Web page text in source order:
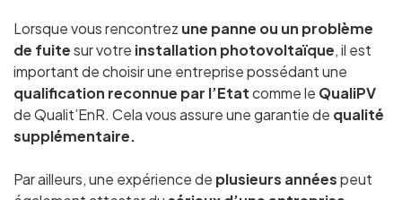
Lorsque vous rencontrez une panne ou un problème
de fuitesur votre installation photovoltaïque, il est
important de choisir une entreprise possédant une
qualification reconnue par l’Etatcomme le QualiPV
de Qualit’EnR. Cela vous assure une garantie de qualité
supplémentaire.
Par ailleurs, une expérience de plusieurs annéespeut